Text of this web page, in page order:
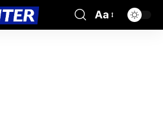
Aa